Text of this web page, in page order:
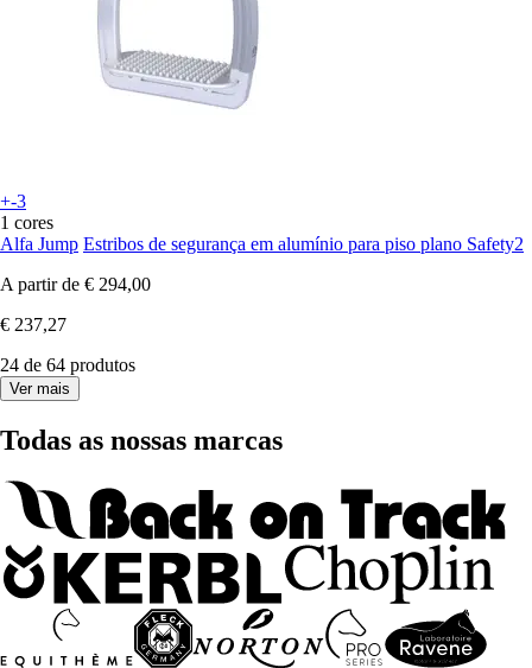
+-3
1 cores
Alfa Jump Estribos de segurança em alumínio para piso plano Safety2
A partir de € 294,00
€ 237,27
24 de 64 produtos
Ver mais
Todas as nossas marcas